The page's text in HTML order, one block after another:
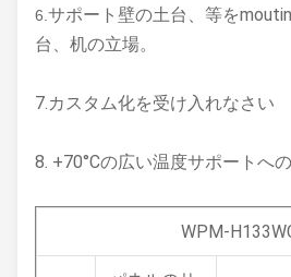
6. サポート壁の土台、等を
台、机の立場。
7.カスタム化を受け入れなさい
8. +70°Cの広い温度サポートへの
WPM-